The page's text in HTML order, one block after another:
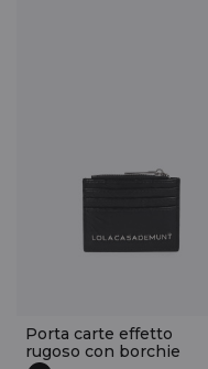
Porta carte effetto
rugoso con borchie